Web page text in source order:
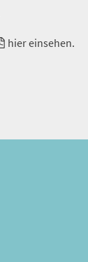
hiereinsehen.